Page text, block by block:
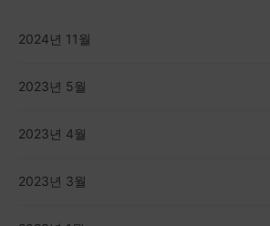
2024년 11월
2023년 5월
2023년 4월
2023년 3월